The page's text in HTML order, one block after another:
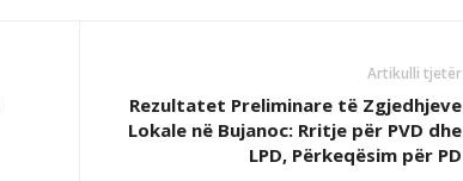
Artikulli tjetër
Rezultatet Preliminare të Zgjedhjeve
Lokale në Bujanoc: Rritje për PVD dhe
LPD, Përkeqësim për PD